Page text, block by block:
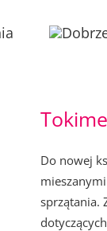
Do nowej
sprzątania.